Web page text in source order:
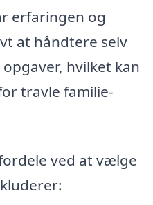
erfaringen og
at håndtere selv
hvilket kan
travle familie-
ved at vælge